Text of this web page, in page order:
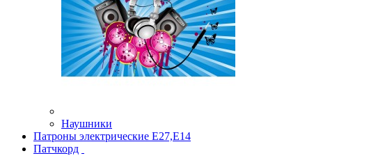
Наушники
Патроны электрические Е27,Е14
Патчкорд